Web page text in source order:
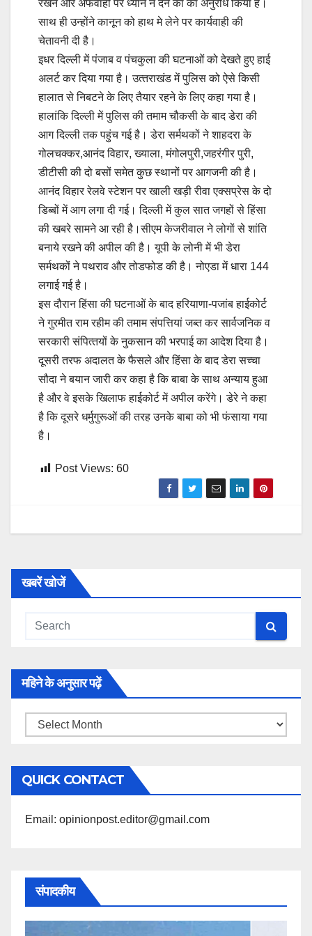
रखने और अफवाहों पर ध्‍यान न देने का का अनुरोध किया है।
साथ ही उन्‍होंने कानून को हाथ मे लेने पर कार्यवाही की
चेतावनी दी है।
इधर दिल्‍ली में पंजाब व पंचकुला की घटनाओं को देखते हुए हाई
अलर्ट कर दिया गया है। उत्‍तराखंड में पुलिस को ऐसे किसी
हालात से निबटने के लिए तैयार रहने के लिए कहा गया है।
हालांकि दिल्‍ली में पुलिस की तमाम चौकसी के बाद डेरा की
आग दिल्‍ली तक पहुंच गई है। डेरा सर्मथकों ने शाहदरा के
गोलचक्‍कर,आनंद विहार, ख्‍याला, मंगोलपुरी,जहरंगीर पुरी,
डीटीसी की दो बसों समेत कुछ स्‍थानों पर आगजनी की है।
आनंद विहार रेलवे स्‍टेशन पर खाली खड़ी रीवा एक्‍सप्रेस के दो
डिब्‍बों में आग लगा दी गई। दिल्‍ली में कुल सात जगहों से हिंसा
की खबरे सामने आ रही है।सीएम केजरीवाल ने लोगों से शांति
बनाये रखने की अपील की है। यूपी के लोनी में भी डेरा
सर्मथकों ने पथराव और तोडफोड की है। नोएडा में धारा 144
लगाई गई है।
इस दौरान हिंसा की घटनाओं के बाद हरियाणा-पजांब हाईकोर्ट
ने गुरमीत राम रहीम की तमाम संपत्तियां जब्‍त कर सार्वजनिक व
सरकारी संपित्‍तयों के नुकसान की भरपाई का आदेश दिया है।
दूसरी तरफ अदालत के फैसले और हिंसा के बाद डेरा सच्‍चा
सौदा ने बयान जारी कर कहा है कि बाबा के साथ अन्‍याय हुआ
है और वे इसके खिलाफ हाईकोर्ट में अपील करेंगे। डेरे ने कहा
है कि दूसरे धर्मुगुरूओं की तरह उनके बाबा को भी फंसाया गया
है।
Post Views: 60
खबरें खोजें
महिने के अनुसार पढ़ें
महिने
अनुसार
पढ़ें
QUICK CONTACT
Email: opinionpost.editor@gmail.com
संपादकीय